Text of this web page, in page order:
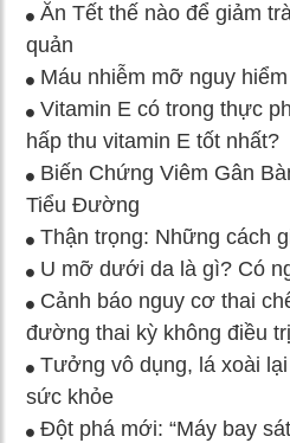
Ăn Tết thế nào để giảm
quản
Máu nhiễm mỡ nguy
Vitamin E có trong thực
hấp thu vitamin E tốt nhất?
Biến Chứng Viêm Gân
Tiểu Đường
Thận trọng: Những cách
U mỡ dưới da là gì? Có
Cảnh báo nguy cơ thai
đường thai kỳ không điều trị
Tưởng vô dụng, lá xoài
sức khỏe
Đột phá mới: “Máy bay